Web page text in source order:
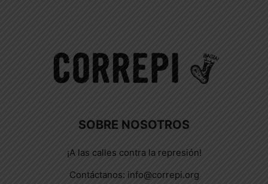
SOBRE NOSOTROS
¡A las calles contra la represión!
Contáctanos: info@correpi.org